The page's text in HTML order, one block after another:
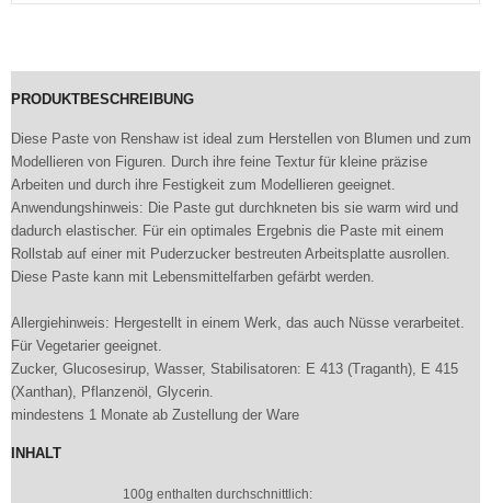
PRODUKTBESCHREIBUNG
Diese Paste von Renshaw ist ideal zum Herstellen von Blumen und zum
Modellieren von Figuren. Durch ihre feine Textur für kleine präzise
Arbeiten und durch ihre Festigkeit zum Modellieren geeignet.
Anwendungshinweis: Die Paste gut durchkneten bis sie warm wird und
dadurch elastischer. Für ein optimales Ergebnis die Paste mit einem
Rollstab auf einer mit Puderzucker bestreuten Arbeitsplatte ausrollen.
Diese Paste kann mit Lebensmittelfarben gefärbt werden.
Allergiehinweis: Hergestellt in einem Werk, das auch Nüsse verarbeitet.
Für Vegetarier geeignet.
Zucker, Glucosesirup, Wasser, Stabilisatoren: E 413 (Traganth), E 415
(Xanthan), Pflanzenöl, Glycerin.
mindestens 1 Monate ab Zustellung der Ware
INHALT
100g enthalten durchschnittlich: